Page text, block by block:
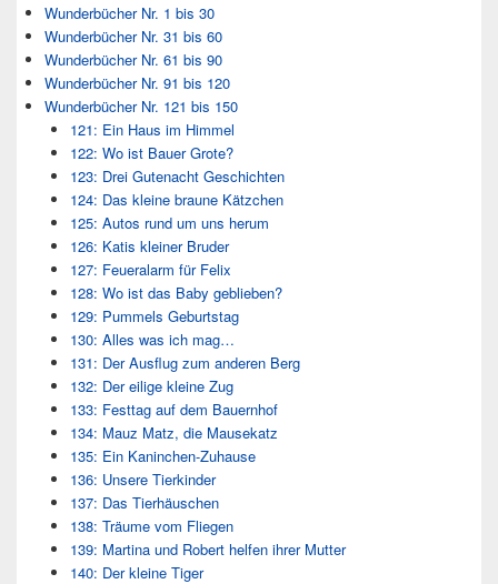
Wunderbücher Nr. 1 bis 30
Wunderbücher Nr. 31 bis 60
Wunderbücher Nr. 61 bis 90
Wunderbücher Nr. 91 bis 120
Wunderbücher Nr. 121 bis 150
121: Ein Haus im Himmel
122: Wo ist Bauer Grote?
123: Drei Gutenacht Geschichten
124: Das kleine braune Kätzchen
125: Autos rund um uns herum
126: Katis kleiner Bruder
127: Feueralarm für Felix
128: Wo ist das Baby geblieben?
129: Pummels Geburtstag
130: Alles was ich mag…
131: Der Ausflug zum anderen Berg
132: Der eilige kleine Zug
133: Festtag auf dem Bauernhof
134: Mauz Matz, die Mausekatz
135: Ein Kaninchen-Zuhause
136: Unsere Tierkinder
137: Das Tierhäuschen
138: Träume vom Fliegen
139: Martina und Robert helfen ihrer Mutter
140: Der kleine Tiger